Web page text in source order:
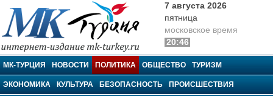
МК-Турция
7 августа 2026
пятница
московское время
20:46
МК-ТУРЦИЯ НОВОСТИ ПОЛИТИКА ОБЩЕСТВО ТУРИЗМ
ЭКОНОМИКА КУЛЬТУРА БЕЗОПАСНОСТЬ ПРОИСШЕСТВИЯ